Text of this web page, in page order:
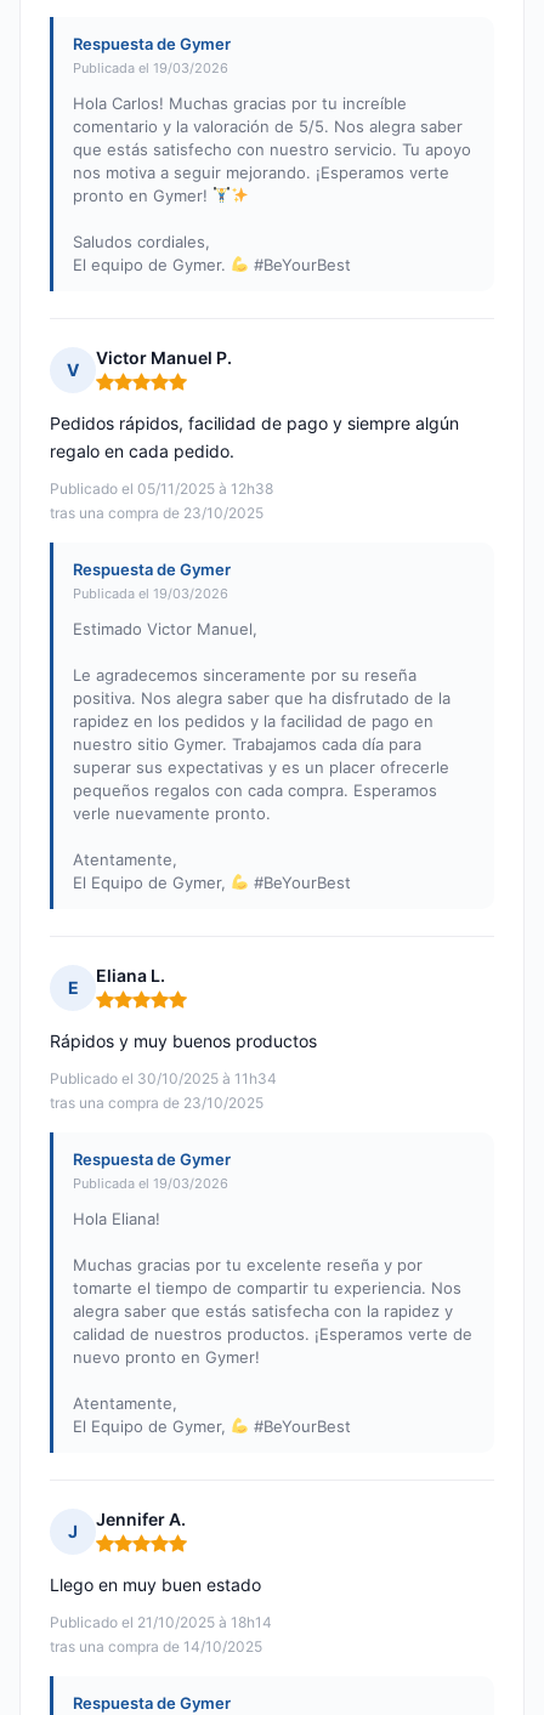
Respuesta de Gymer
Publicada el 19/03/2026
Hola Carlos! Muchas gracias por tu increíble
comentario y la valoración de 5/5. Nos alegra saber
que estás satisfecho con nuestro servicio. Tu apoyo
nos motiva a seguir mejorando. ¡Esperamos verte
pronto en Gymer!
Saludos cordiales,
El equipo de Gymer.
#BeYourBest
V
Victor Manuel P.
Nota: 5 de 5
Publicado el 05/11/2025 à 12h38
tras una compra de 23/10/2025
Pedidos rápidos, facilidad de pago y siempre algún
regalo en cada pedido.
Respuesta de Gymer
Publicada el 19/03/2026
Estimado Victor Manuel,
Le agradecemos sinceramente por su reseña
positiva. Nos alegra saber que ha disfrutado de la
rapidez en los pedidos y la facilidad de pago en
nuestro sitio Gymer. Trabajamos cada día para
superar sus expectativas y es un placer ofrecerle
pequeños regalos con cada compra. Esperamos
verle nuevamente pronto.
Atentamente,
El Equipo de Gymer,
#BeYourBest
E
Eliana L.
Nota: 5 de 5
Publicado el 30/10/2025 à 11h34
tras una compra de 23/10/2025
Rápidos y muy buenos productos
Respuesta de Gymer
Publicada el 19/03/2026
Hola Eliana!
Muchas gracias por tu excelente reseña y por
tomarte el tiempo de compartir tu experiencia. Nos
alegra saber que estás satisfecha con la rapidez y
calidad de nuestros productos. ¡Esperamos verte de
nuevo pronto en Gymer!
Atentamente,
El Equipo de Gymer,
#BeYourBest
J
Jennifer A.
Nota: 5 de 5
Publicado el 21/10/2025 à 18h14
tras una compra de 14/10/2025
Llego en muy buen estado
Respuesta de Gymer